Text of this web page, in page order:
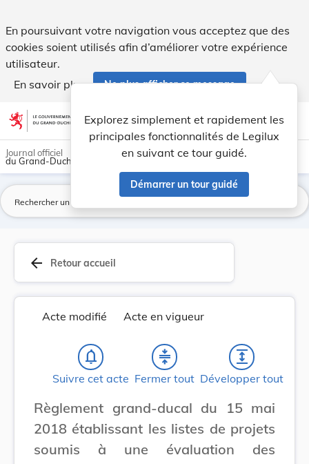
En poursuivant votre navigation vous acceptez que des
cookies soient utilisés afin d’améliorer votre expérience
utilisateur.
En savoir plus
Ne plus afficher ce message
Aller au contenu account_circle help Aide
Explorez simplement et rapidement les
principales fonctionnalités de Legilux
en suivant ce tour guidé.
Démarrer un tour guidé
light_mode dark_mode
Journal officiel
du Grand-Duché de Luxembourg
arrow_back Retour accueil
Acte modifié Acte en vigueur
notifications_none
Suivre cet acte
compress
Fermer tout
expand
Développer tout
Règlement grand-ducal du 15 mai
2018 établissant les listes de projets
soumis à une évaluation des